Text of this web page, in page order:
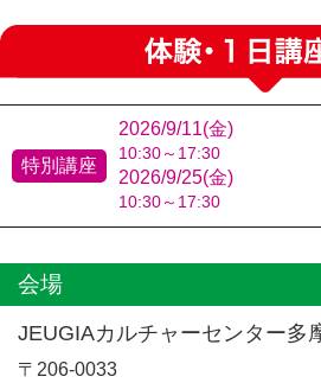
特別講座
2026/9/11(金)
10:30～17:30
2026/9/25(金)
10:30～17:30
会場
JEUGIAカルチャーセンター多
〒206-0033